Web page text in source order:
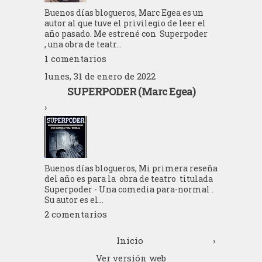
Buenos días blogueros, Marc Egea es un
autor al que tuve el privilegio de leer el
año pasado. Me estrené con Superpoder
, una obra de teatr...
1 comentarios
lunes, 31 de enero de 2022
SUPERPODER (Marc Egea)
›
Buenos días blogueros, Mi primera reseña
del año es para la obra de teatro titulada
Superpoder - Una comedia para-normal .
Su autor es el...
2 comentarios
›
Inicio
Ver versión web